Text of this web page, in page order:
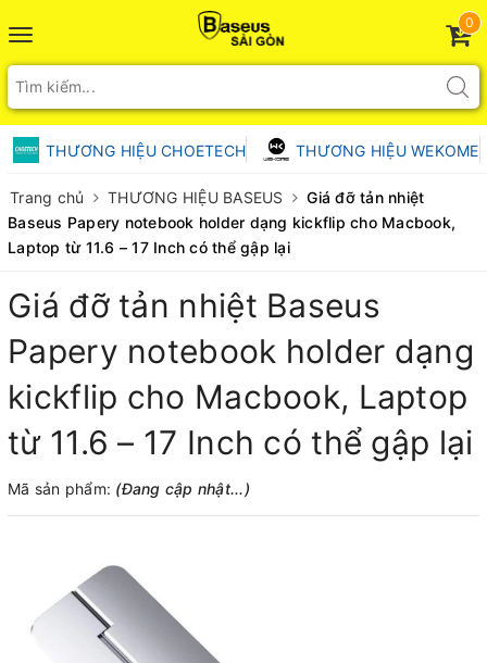
Toggle
navigation
0
THƯƠNG HIỆU CHOETECH THƯƠNG HIỆU WEKOME
Trang chủ THƯƠNG HIỆU BASEUS
Giá đỡ tản nhiệt
Baseus Papery notebook holder dạng kickflip cho Macbook,
Laptop từ 11.6 – 17 Inch có thể gập lại
Giá đỡ tản nhiệt Baseus
Papery notebook holder dạng
kickflip cho Macbook, Laptop
từ 11.6 – 17 Inch có thể gập lại
Mã sản phẩm: (Đang cập nhật...)